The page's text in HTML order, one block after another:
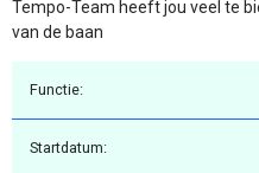
Tempo-Team heeft jou veel te
van de baan
Functie:
Startdatum: